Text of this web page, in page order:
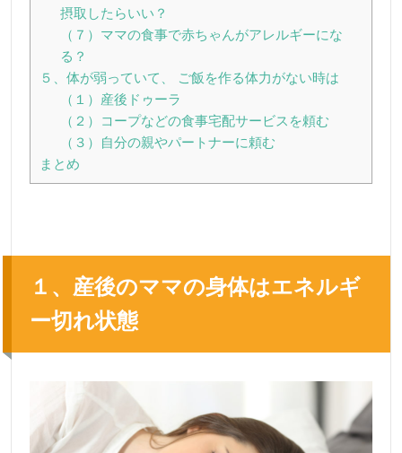
摂取したらいい？
（７）ママの食事で赤ちゃんがアレルギーにな
る？
５、体が弱っていて、 ご飯を作る体力がない時は
（１）産後ドゥーラ
（２）コープなどの食事宅配サービスを頼む
（３）自分の親やパートナーに頼む
まとめ
１、産後のママの身体はエネルギ
ー切れ状態